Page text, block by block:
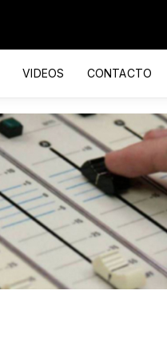
VIDEOS CONTACTO